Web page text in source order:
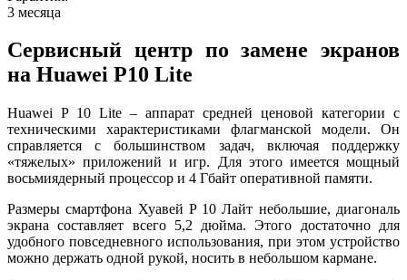
3 месяца
Сервисный центр по замене экранов
на Huawei P10 Lite
Huawei P 10 Lite – аппарат средней ценовой категории с
техническими характеристиками флагманской модели. Он
справляется с большинством задач, включая поддержку
«тяжелых» приложений и игр. Для этого имеется мощный
восьмиядерный процессор и 4 Гбайт оперативной памяти.
Размеры смартфона Хуавей P 10 Лайт небольшие, диагональ
экрана составляет всего 5,2 дюйма. Этого достаточно для
удобного повседневного использования, при этом устройство
можно держать одной рукой, носить в небольшом кармане.